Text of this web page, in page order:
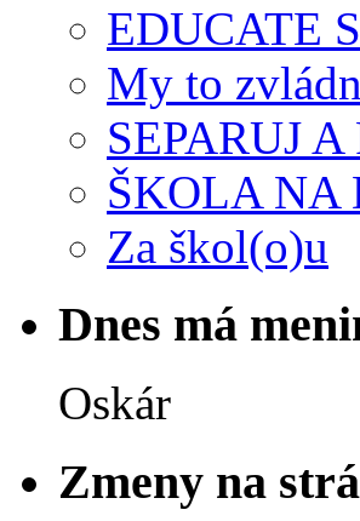
EDUCATE
My to
SEPARUJ
ŠKOLA NA
Za škol(o)u
Dnes má
Oskár
Zmeny na